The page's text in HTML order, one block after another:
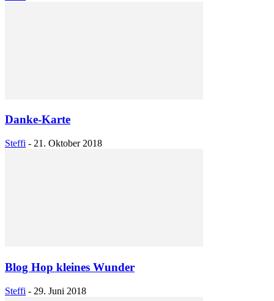
Danke-Karte
Steffi - 21. Oktober 2018
Blog Hop kleines Wunder
Steffi - 29. Juni 2018